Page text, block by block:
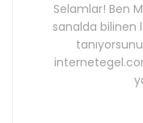
Selamlar! Ben
sanalda bilinen